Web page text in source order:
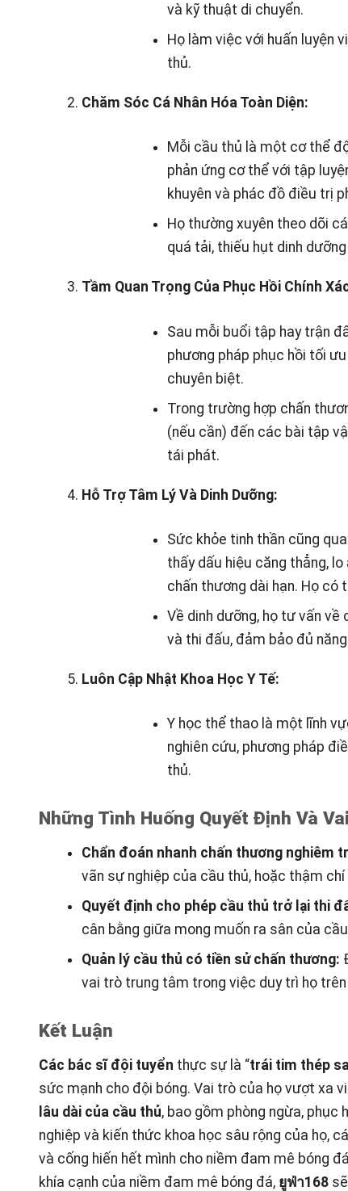
và kỹ thuật di chuyển.
Họ làm việc với huấn luyện
thủ.
Chăm Sóc Cá Nhân Hóa Toàn Diện:
Mỗi cầu thủ là một cơ thể
phản ứng cơ thể với tập
khuyên và phác đồ điều trị
Họ thường xuyên theo dõi
quá tải, thiếu hụt dinh
Tầm Quan Trọng Của Phục Hồi Chính
Sau mỗi buổi tập hay trận
phương pháp phục hồi tối
chuyên biệt.
Trong trường hợp chấn
(nếu cần) đến các bài tập
tái phát.
Hỗ Trợ Tâm Lý Và Dinh Dưỡng:
Sức khỏe tinh thần cũng
thấy dấu hiệu căng thẳng,
chấn thương dài hạn. Họ có
Về dinh dưỡng, họ tư vấn
và thi đấu, đảm bảo đủ
Luôn Cập Nhật Khoa Học Y Tế:
Y học thể thao là một lĩnh
nghiên cứu, phương pháp
thủ.
Những Tình Huống Quyết Định Và
Chẩn đoán nhanh chấn thương nghiêm
vãn sự nghiệp của cầu thủ, hoặc thậm
Quyết định cho phép cầu thủ trở lại thi
cân bằng giữa mong muốn ra sân của
Quản lý cầu thủ có tiền sử chấn thương:
vai trò trung tâm trong việc duy trì họ
Kết Luận
Các bác sĩ đội tuyển thực sự là “trái tim thép
sức mạnh cho đội bóng. Vai trò của họ vượt xa
lâu dài của cầu thủ, bao gồm phòng ngừa, phục
nghiệp và kiến thức khoa học sâu rộng của họ,
và cống hiến hết mình cho niềm đam mê bóng
khía cạnh của niềm đam mê bóng đá, ยูฟ่า168